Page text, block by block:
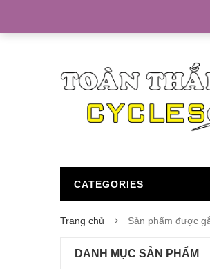
CATEGORIES
Trang chủ Sản phẩm được
DANH MỤC SẢN PHẨM